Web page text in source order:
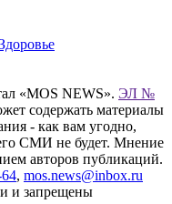
«MOS NEWS». ЭЛ №
содержать материалы
- как вам угодно,
СМИ не будет. Мнение
авторов публикаций.
, mos.news@inbox.ru
и запрещены